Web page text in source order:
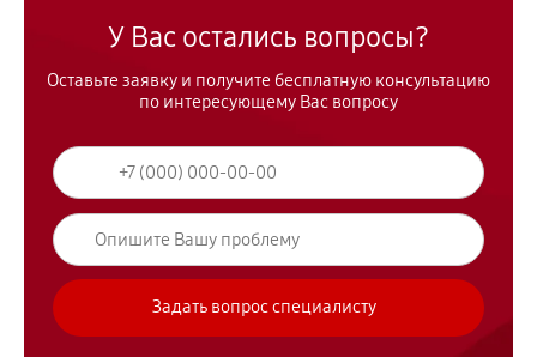
У Вас остались вопросы?
Оставьте заявку и получите бесплатную консультацию
по интересующему Вас вопросу